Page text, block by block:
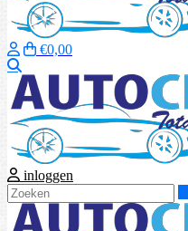
€0,00
inloggen